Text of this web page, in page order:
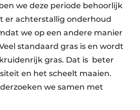
we deze periode behoorlijk
er achterstallig onderhoud
we op een andere manier
standaard gras is en wordt
gras. Dat is beter
en het scheelt maaien.
we samen met